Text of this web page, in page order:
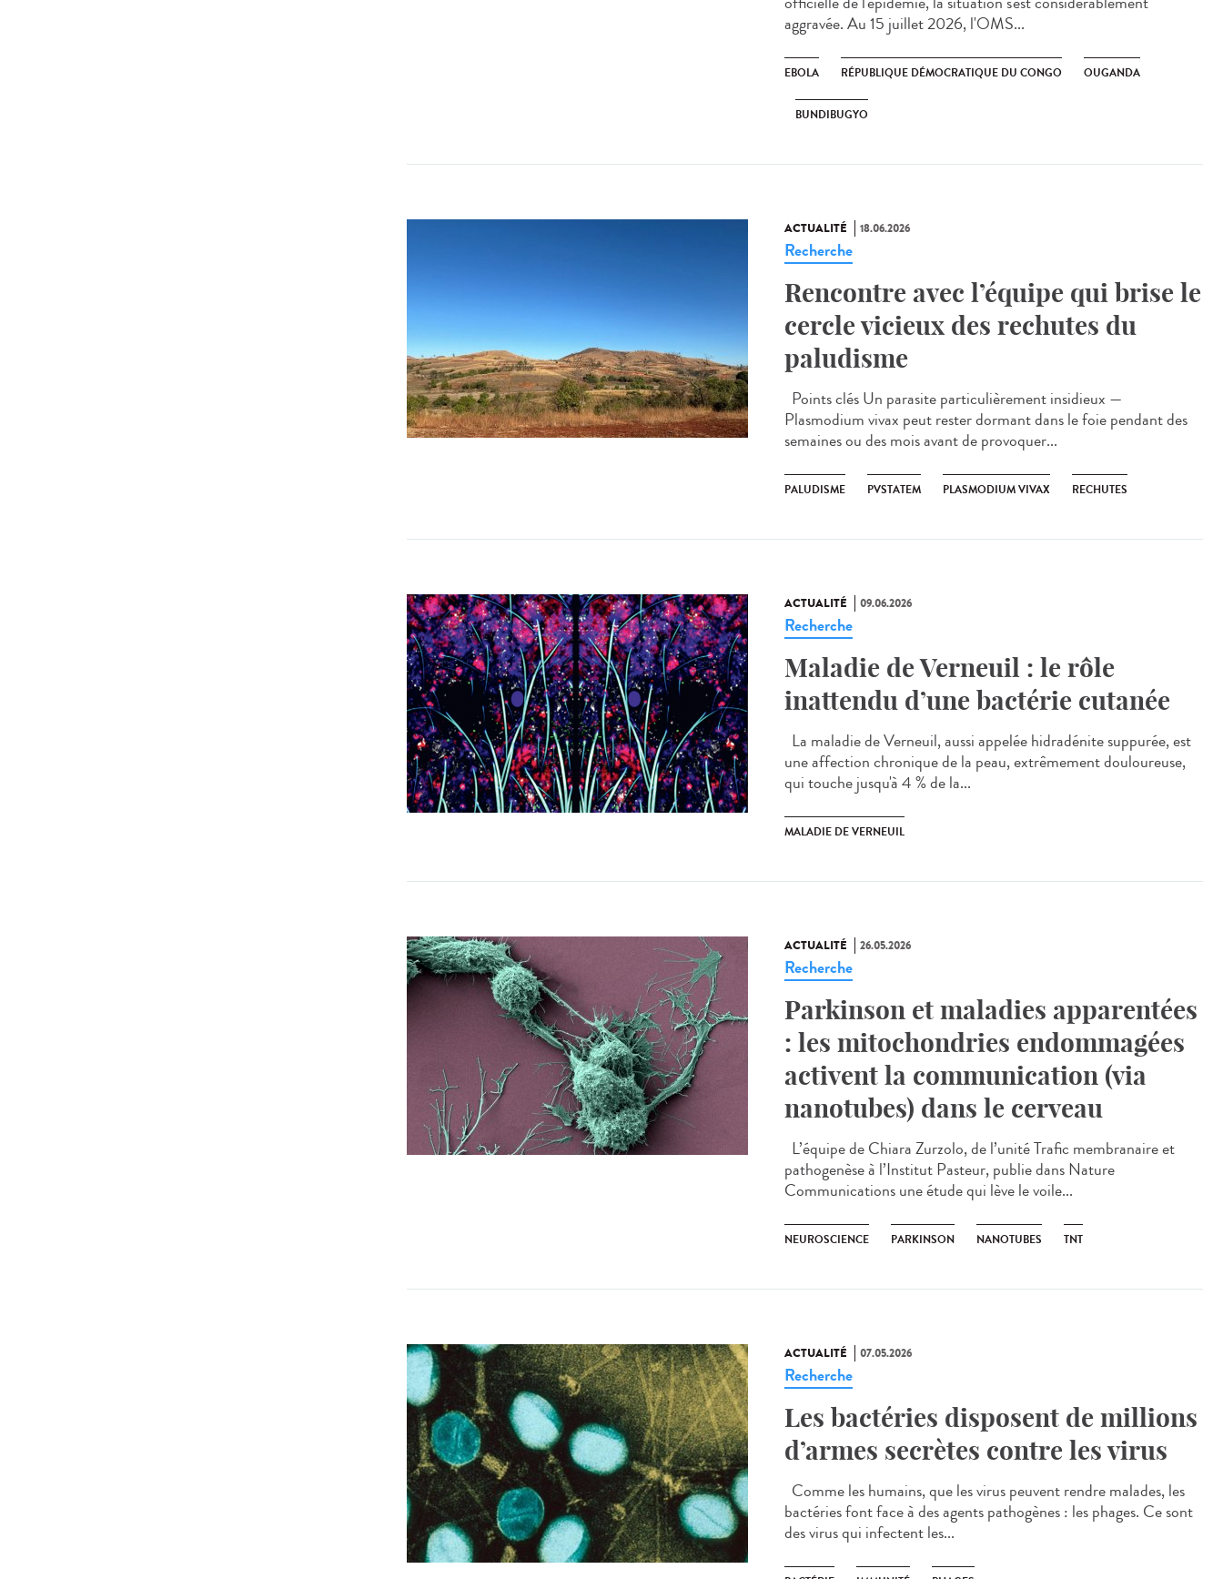
aggravée. Au 15 juillet 2026, l'OMS...
EBOLA RÉPUBLIQUE DÉMOCRATIQUE DU CONGO OUGANDA
BUNDIBUGYO
ACTUALITÉ 18.06.2026
Recherche
Rencontre avec l’équipe qui brise le
cercle vicieux des rechutes du
paludisme
Points clés Un parasite particulièrement insidieux —
Plasmodium vivax peut rester dormant dans le foie pendant des
semaines ou des mois avant de provoquer...
PALUDISME PVSTATEM PLASMODIUM VIVAX RECHUTES
ACTUALITÉ 09.06.2026
Recherche
Maladie de Verneuil : le rôle
inattendu d’une bactérie cutanée
La maladie de Verneuil, aussi appelée hidradénite suppurée, est
une affection chronique de la peau, extrêmement douloureuse,
qui touche jusqu'à 4 % de la...
MALADIE DE VERNEUIL
ACTUALITÉ 26.05.2026
Recherche
Parkinson et maladies apparentées
: les mitochondries endommagées
activent la communication (via
nanotubes) dans le cerveau
L’équipe de Chiara Zurzolo, de l’unité Trafic membranaire et
pathogenèse à l’Institut Pasteur, publie dans Nature
Communications une étude qui lève le voile...
NEUROSCIENCE PARKINSON NANOTUBES TNT
ACTUALITÉ 07.05.2026
Recherche
Les bactéries disposent de millions
d’armes secrètes contre les virus
Comme les humains, que les virus peuvent rendre malades, les
bactéries font face à des agents pathogènes : les phages. Ce sont
des virus qui infectent les...